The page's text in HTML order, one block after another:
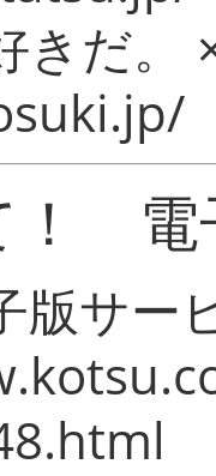
きだ。
！ 電
版サー